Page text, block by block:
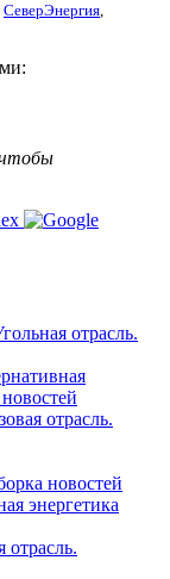
СеверЭнергия,
отрасль.
отрасль.
новостей
энергетика
отрасль.